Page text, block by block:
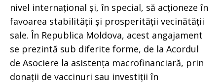
nivel internațional și, în special, să acționeze în
favoarea stabilității și prosperității vecinătății
sale. În Republica Moldova, acest angajament
se prezintă sub diferite forme, de la Acordul
de Asociere la asistența macrofinanciară, prin
donații de vaccinuri sau investiții în